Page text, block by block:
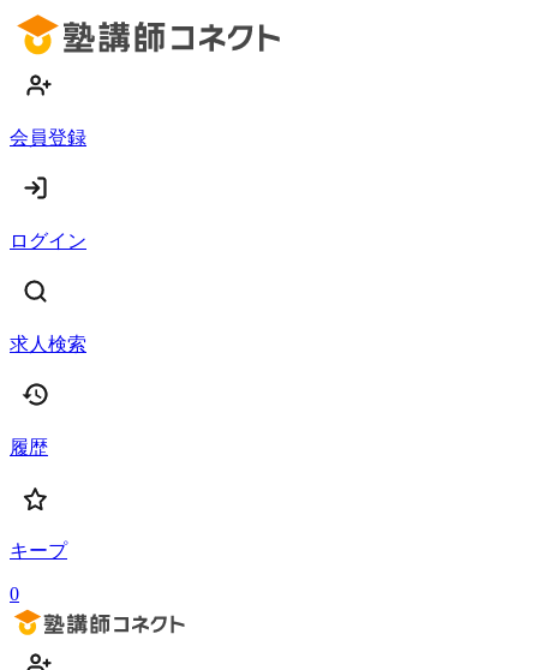
会員登録
ログイン
求人検索
履歴
キープ
0